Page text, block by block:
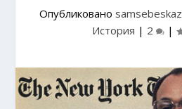
Опубликовано
История | 2 |